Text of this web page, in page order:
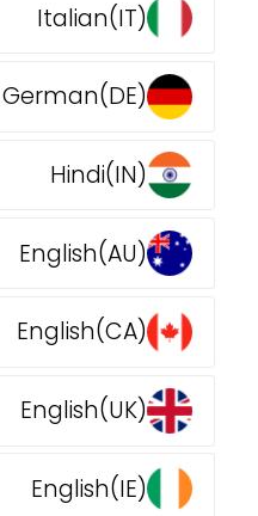
Italian(IT)
German(DE)
Hindi(IN)
English(AU)
English(CA)
English(UK)
English(IE)